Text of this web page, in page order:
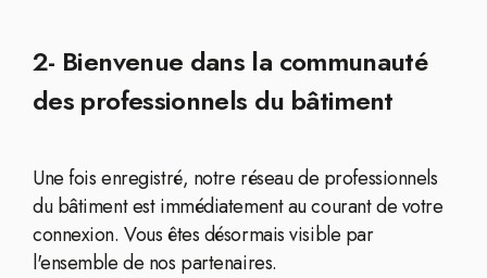
2- Bienvenue dans la communauté
des professionnels du bâtiment
Une fois enregistré, notre réseau de professionnels
du bâtiment est immédiatement au courant de votre
connexion. Vous êtes désormais visible par
l'ensemble de nos partenaires.